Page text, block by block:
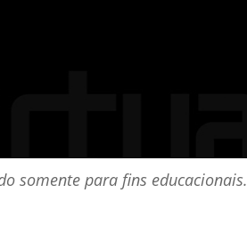
somente para fins educacionais.